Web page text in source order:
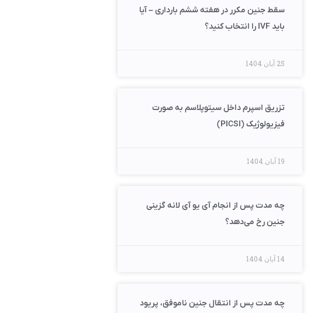
سقط جنین مکرر در هفته ششم بارداری – آیا
باید IVF را انتخاب کنید؟
25 آبان 1404
تزریق اسپرم داخل سیتوپلاسم به صورت
فیزیولوژیک (PICSI)
19 آبان 1404
چه مدت پس از انجام آی یو آی لانه گزینی
جنین رخ می‌دهد؟
14 آبان 1404
چه مدت پس از انتقال جنین ناموفق، پریود